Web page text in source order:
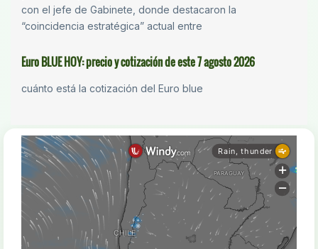
con el jefe de Gabinete, donde destacaron la
“coincidencia estratégica” actual entre
Euro BLUE HOY: precio y cotización de este 7 agosto 2026
cuánto está la cotización del Euro blue